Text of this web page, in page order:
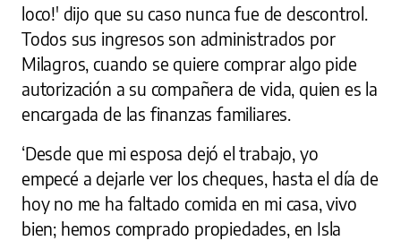
loco!' dijo que su caso nunca fue de descontrol.
Todos sus ingresos son administrados por
Milagros, cuando se quiere comprar algo pide
autorización a su compañera de vida, quien es la
encargada de las finanzas familiares.
‘Desde que mi esposa dejó el trabajo, yo
empecé a dejarle ver los cheques, hasta el día de
hoy no me ha faltado comida en mi casa, vivo
bien; hemos comprado propiedades, en Isla